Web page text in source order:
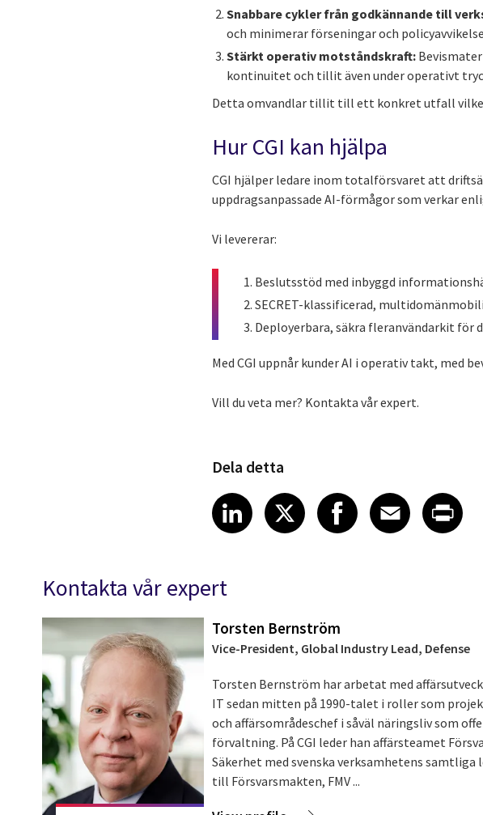
Snabbare cykler från godkännande till
och minimerar förseningar och
Stärkt operativ motståndskraft:
kontinuitet och tillit även under operativt
Detta omvandlar tillit till ett konkret utfall
Hur CGI kan hjälpa
CGI hjälper ledare inom totalförsvaret att
uppdragsanpassade AI-förmågor som verkar
Vi levererar:
Beslutsstöd med inbyggd
SECRET-klassificerad,
Deployerbara, säkra fleranvändarkit för
Med CGI uppnår kunder AI i operativ takt,
Vill du veta mer? Kontakta vår expert.
Dela detta
Share article on LinkedIn
LinkedIn
Share article on X
XShare article
Facebook
ShareEmail
Kontakta vår expert
Torsten Bernström
Vice-President, Global Industry Lead, Defense
Torsten Bernström har arbetat med
IT sedan mitten på 1990-talet i roller som
och affärsområdeschef i såväl näringsliv som
förvaltning. På CGI leder han affärsteamet
Säkerhet med svenska verksamhetens samtliga
till Försvarsmakten, FMV ...